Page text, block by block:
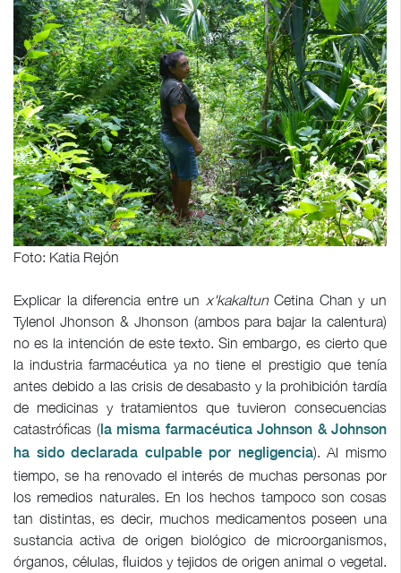
Foto: Katia Rejón
Explicar la diferencia entre un x'kakaltunCetina Chan y un
Tylenol Jhonson & Jhonson (ambos para bajar la calentura)
no es la intención de este texto. Sin embargo, es cierto que
la industria farmacéutica ya no tiene el prestigio que tenía
antes debido a las crisis de desabasto y la prohibición tardía
de medicinas y tratamientos que tuvieron consecuencias
catastróficas (la misma farmacéutica Johnson & Johnson
ha sido declarada culpable por negligencia). Al mismo
tiempo, se ha renovado el interés de muchas personas por
los remedios naturales. En los hechos tampoco son cosas
tan distintas, es decir, muchos medicamentos poseen una
sustancia activa de origen biológico de microorganismos,
órganos, células, fluidos y tejidos de origen animal o vegetal.